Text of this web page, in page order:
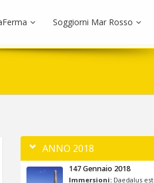
Soggiorni Mar Rosso
ANNO 2018
147 Gennaio 2018
Immersioni: Daedalus est